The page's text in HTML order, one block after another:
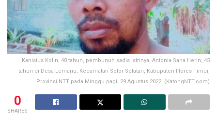
Kanisius Kolin, 40 tahun, pembunuh sadis istrinya, Antonia Sana Herin, 45
tahun di Desa Lemanu, Kecamatan Solor Selatan, Kabupaten Flores Timur,
Provinsi NTT pada Minggu pagi, 29 Agustus 2022. (KatongNTT.com)
0
SHARES